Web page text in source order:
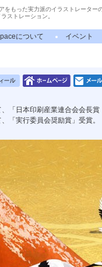
をもった実力派のイラストレーター
ストレーション。
について イベント
「日本印刷産業連合会会長
「実行委員会奨励賞」受賞。